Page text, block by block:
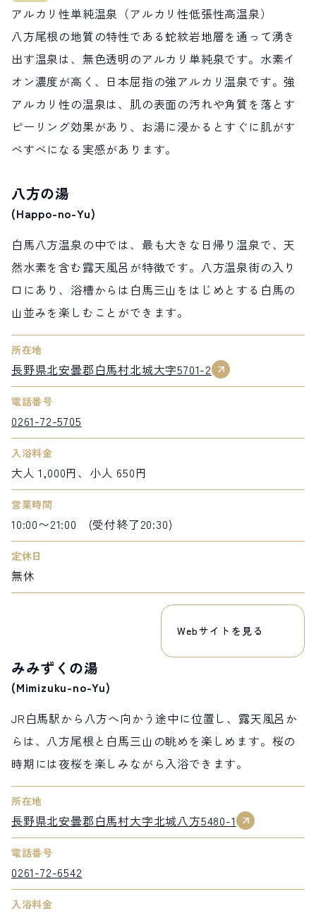
アルカリ性単純温泉（アルカリ性低張性高温泉）
八方尾根の地質の特性である蛇紋岩地層を通って湧き
出す温泉は、無色透明のアルカリ単純泉です。水素イ
オン濃度が高く、日本屈指の強アルカリ温泉です。強
アルカリ性の温泉は、肌の表面の汚れや角質を落とす
ピーリング効果があり、お湯に浸かるとすぐに肌がす
べすべになる実感があります。
八方の湯
(Happo-no-Yu)
白馬八方温泉の中では、最も大きな日帰り温泉で、天
然水素を含む露天風呂が特徴です。八方温泉街の入り
口にあり、浴槽からは白馬三山をはじめとする白馬の
山並みを楽しむことができます。
所在地
長野県北安曇郡白馬村北城大字5701-2
電話番号
0261-72-5705
入浴料金
大人 1,000円、小人 650円
営業時間
10:00〜21:00 (受付終了20:30)
定休日
無休
Webサイトを見る
みみずくの湯
(Mimizuku-no-Yu)
JR白馬駅から八方へ向かう途中に位置し、露天風呂か
らは、八方尾根と白馬三山の眺めを楽しめます。桜の
時期には夜桜を楽しみながら入浴できます。
所在地
長野県北安曇郡白馬村大字北城八方5480-1
電話番号
0261-72-6542
入浴料金